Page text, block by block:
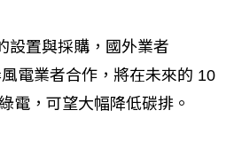
設置與採購，國外業者
電業者合作，將在未來的 10
電，可望大幅降低碳排。